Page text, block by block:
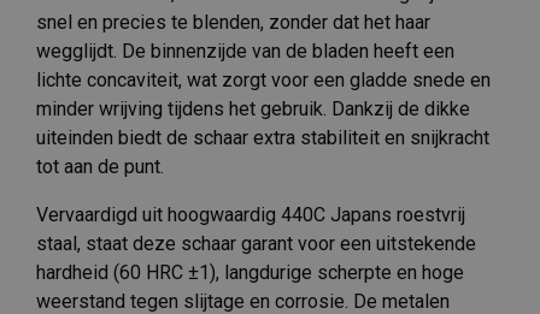
snel en precies te blenden, zonder dat het haar
wegglijdt. De binnenzijde van de bladen heeft een
lichte concaviteit, wat zorgt voor een gladde snede en
minder wrijving tijdens het gebruik. Dankzij de dikke
uiteinden biedt de schaar extra stabiliteit en snijkracht
tot aan de punt.
Vervaardigd uit hoogwaardig 440C Japans roestvrij
staal, staat deze schaar garant voor een uitstekende
hardheid (60 HRC ±1), langdurige scherpte en hoge
weerstand tegen slijtage en corrosie. De metalen